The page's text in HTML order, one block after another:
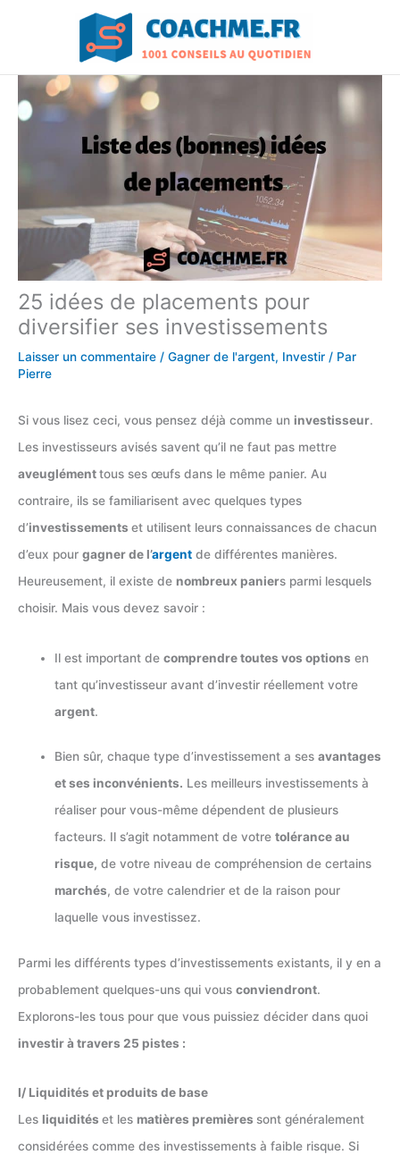
25 idées de placements pour
diversifier ses investissements
Laisser un commentaire / Gagner de l'argent, Investir / Par
Pierre
Si vous lisez ceci, vous pensez déjà comme un investisseur.
Les investisseurs avisés savent qu’il ne faut pas mettre
aveuglémenttous ses œufs dans le même panier. Au
contraire, ils se familiarisent avec quelques types
d’investissements et utilisent leurs connaissances de chacun
d’eux pour gagner de l’argent de différentes manières.
Heureusement, il existe de nombreux paniers parmi lesquels
choisir. Mais vous devez savoir :
Il est important decomprendre toutes vos options en
tant qu’investisseur avant d’investir réellement votre
argent.
Bien sûr, chaque type d’investissement a sesavantages
et ses inconvénients. Les meilleurs investissements à
réaliser pour vous-même dépendent de plusieurs
facteurs. Il s’agit notamment de votretolérance au
risque, de votre niveau de compréhension de certains
marchés, de votre calendrier et de la raison pour
laquelle vous investissez.
Parmi les différents types d’investissements existants, il y en a
probablement quelques-uns qui vous conviendront.
Explorons-les tous pour que vous puissiez décider dans quoi
investir à travers 25 pistes :
I/ Liquidités et produits de base
Les liquidités et les matières premières sont généralement
considérées comme des investissements à faible risque. Si